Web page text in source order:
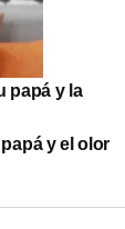
papá y la
y el olor